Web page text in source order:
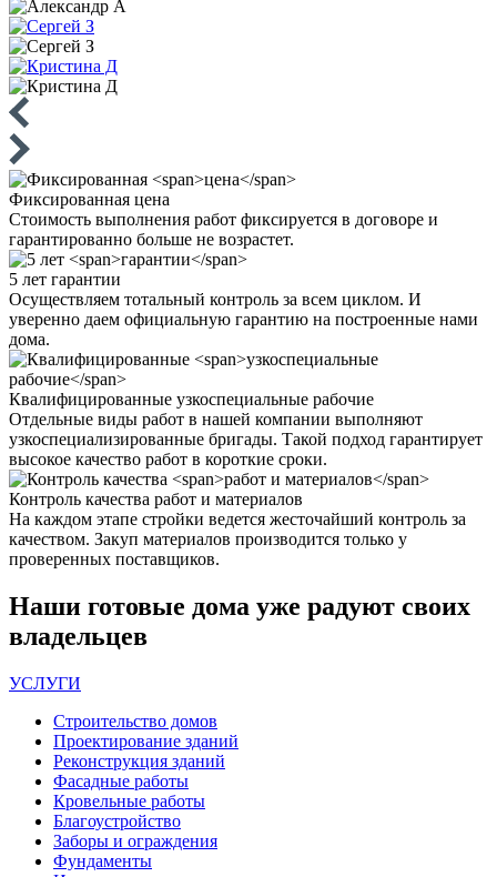
Фиксированная цена
Стоимость выполнения работ фиксируется в договоре и
гарантированно больше не возрастет.
5 лет гарантии
Осуществляем тотальный контроль за всем циклом. И
уверенно даем официальную гарантию на построенные нами
дома.
Квалифицированные узкоспециальные рабочие
Отдельные виды работ в нашей компании выполняют
узкоспециализированные бригады. Такой подход гарантирует
высокое качество работ в короткие сроки.
Контроль качества работ и материалов
На каждом этапе стройки ведется жесточайший контроль за
качеством. Закуп материалов производится только у
проверенных поставщиков.
Наши готовые дома уже радуют своих
владельцев
УСЛУГИ
Строительство домов
Проектирование зданий
Реконструкция зданий
Фасадные работы
Кровельные работы
Благоустройство
Заборы и ограждения
Фундаменты